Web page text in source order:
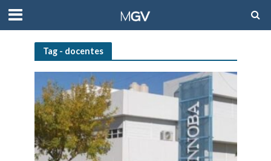
Tag - docentes